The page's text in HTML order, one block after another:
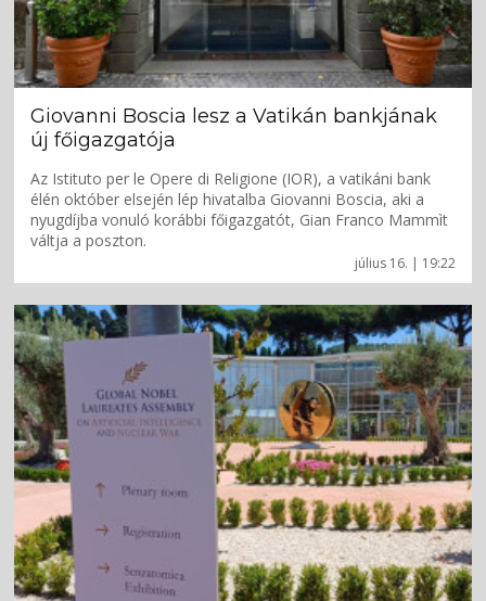
július 16. | 19:22
Giovanni Boscia lesz a Vatikán bankjának
új főigazgatója
Az Istituto per le Opere di Religione (IOR), a vatikáni bank
élén október elsején lép hivatalba Giovanni Boscia, aki a
nyugdíjba vonuló korábbi főigazgatót, Gian Franco Mammìt
váltja a poszton.